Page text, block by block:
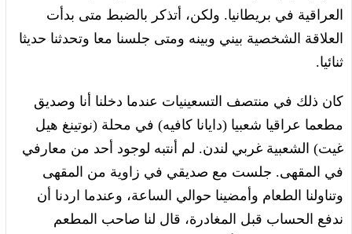
العراقية في بريطانيا. ولكن، أتذكر بالضبط متى بدأت
العلاقة الشخصية بيني وبينه ومتى جلسنا معا وتحدثنا حديثا
ثنائيا.
كان ذلك في منتصف التسعينيات عندما دخلنا أنا وصديق
مطعما عراقيا شعبيا (دايانا كافيه) في محلة (نوتينغ هيل
غيت) الشعبية غربي لندن. لم أنتبه لوجود أحد من معارفي
في المقهى. جلست مع صديقي في زاوية من المقهى
وتناولنا الطعام وأمضينا حوالي الساعة، وعندما اردنا أن
ندفع الحساب قبل المغادرة، قال لنا صاحب المطعم